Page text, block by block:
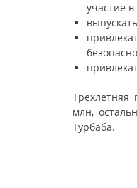
участие
Трехлетняя
млн,
Турбаба.